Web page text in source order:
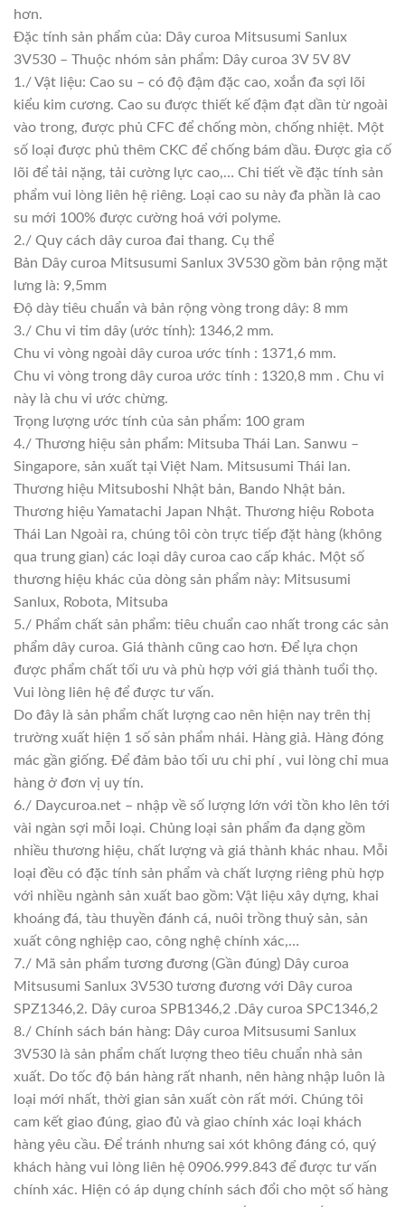
hơn.
Đặc tính sản phẩm của: Dây curoa Mitsusumi Sanlux
3V530 – Thuộc nhóm sản phẩm: Dây curoa 3V 5V 8V
1./ Vật liệu: Cao su – có độ đậm đặc cao, xoắn đa sợi lõi
kiểu kim cương. Cao su được thiết kế đậm đạt dần từ ngoài
vào trong, được phủ CFC để chống mòn, chống nhiệt. Một
số loại được phủ thêm CKC để chống bám dầu. Được gia cố
lõi để tải nặng, tải cường lực cao,… Chi tiết về đặc tính sản
phẩm vui lòng liên hệ riêng. Loại cao su này đa phần là cao
su mới 100% được cường hoá với polyme.
2./ Quy cách dây curoa đai thang. Cụ thể
Bản Dây curoa Mitsusumi Sanlux 3V530 gồm bản rộng mặt
lưng là: 9,5mm
Độ dày tiêu chuẩn và bản rộng vòng trong dây: 8 mm
3./ Chu vi tim dây (ước tính): 1346,2 mm.
Chu vi vòng ngoài dây curoa ước tính : 1371,6 mm.
Chu vi vòng trong dây curoa ước tính : 1320,8 mm . Chu vi
này là chu vi ước chừng.
Trọng lượng ước tính của sản phẩm: 100 gram
4./ Thương hiệu sản phẩm: Mitsuba Thái Lan. Sanwu –
Singapore, sản xuất tại Việt Nam. Mitsusumi Thái lan.
Thương hiệu Mitsuboshi Nhật bản, Bando Nhật bản.
Thương hiệu Yamatachi Japan Nhật. Thương hiệu Robota
Thái Lan Ngoài ra, chúng tôi còn trực tiếp đặt hàng (không
qua trung gian) các loại dây curoa cao cấp khác. Một số
thương hiệu khác của dòng sản phẩm này: Mitsusumi
Sanlux, Robota, Mitsuba
5./ Phẩm chất sản phẩm: tiêu chuẩn cao nhất trong các sản
phẩm dây curoa. Giá thành cũng cao hơn. Để lựa chọn
được phẩm chất tối ưu và phù hợp với giá thành tuổi thọ.
Vui lòng liên hệ để được tư vấn.
Do đây là sản phẩm chất lượng cao nên hiện nay trên thị
trường xuất hiện 1 số sản phẩm nhái. Hàng giả. Hàng đóng
mác gần giống. Để đảm bảo tối ưu chi phí , vui lòng chỉ mua
hàng ở đơn vị uy tín.
6./ Daycuroa.net – nhập về số lượng lớn với tồn kho lên tới
vài ngàn sợi mỗi loại. Chủng loại sản phẩm đa dạng gồm
nhiều thương hiệu, chất lượng và giá thành khác nhau. Mỗi
loại đều có đặc tính sản phẩm và chất lượng riêng phù hợp
với nhiều ngành sản xuất bao gồm: Vật liệu xây dựng, khai
khoáng đá, tàu thuyền đánh cá, nuôi trồng thuỷ sản, sản
xuất công nghiệp cao, công nghệ chính xác,…
7./ Mã sản phẩm tương đương (Gần đúng) Dây curoa
Mitsusumi Sanlux 3V530 tương đương với Dây curoa
SPZ1346,2. Dây curoa SPB1346,2 .Dây curoa SPC1346,2
8./ Chính sách bán hàng: Dây curoa Mitsusumi Sanlux
3V530 là sản phẩm chất lượng theo tiêu chuẩn nhà sản
xuất. Do tốc độ bán hàng rất nhanh, nên hàng nhập luôn là
loại mới nhất, thời gian sản xuất còn rất mới. Chúng tôi
cam kết giao đúng, giao đủ và giao chính xác loại khách
hàng yêu cầu. Để tránh nhưng sai xót không đáng có, quý
khách hàng vui lòng liên hệ 0906.999.843 để được tư vấn
chính xác. Hiện có áp dụng chính sách đổi cho một số hàng